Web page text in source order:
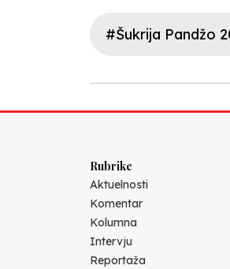
#Šukrija Pandžo
Rubrike
Aktuelnosti
Komentar
Kolumna
Intervju
Reportaža